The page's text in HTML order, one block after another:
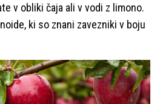
v obliki čaja ali v vodi z limono.
ki so znani zavezniki v boju